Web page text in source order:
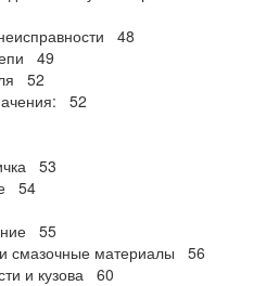
48
49
52
52
53
54
55
смазочные материалы 56
и кузова 60